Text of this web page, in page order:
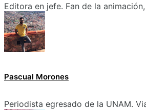
Editora en jefe. Fan de la
Pascual Morones
Periodista egresado de la UNAM.